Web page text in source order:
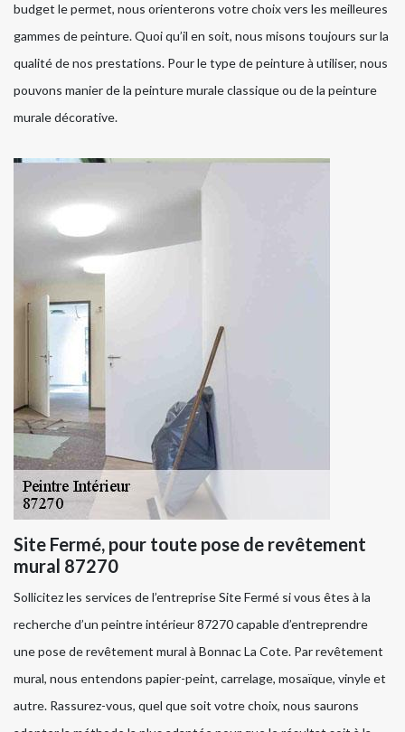
budget le permet, nous orienterons votre choix vers les meilleures
gammes de peinture. Quoi qu’il en soit, nous misons toujours sur la
qualité de nos prestations. Pour le type de peinture à utiliser, nous
pouvons manier de la peinture murale classique ou de la peinture
murale décorative.
Site Fermé, pour toute pose de revêtement
mural 87270
Sollicitez les services de l’entreprise Site Fermé si vous êtes à la
recherche d’un peintre intérieur 87270 capable d’entreprendre
une pose de revêtement mural à Bonnac La Cote. Par revêtement
mural, nous entendons papier-peint, carrelage, mosaïque, vinyle et
autre. Rassurez-vous, quel que soit votre choix, nous saurons